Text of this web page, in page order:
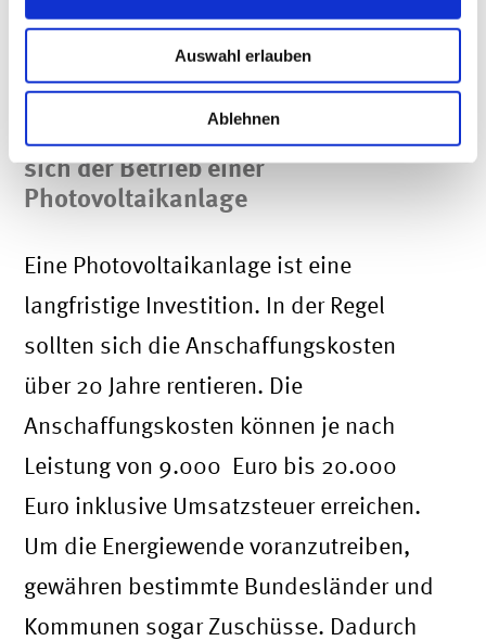
Auswahl erlauben
Ablehnen
der Photovoltaikanlage zu erklären ist.
Wirtschaftlichkeit von
Photovoltaikanlagen – dann lohnt
sich der Betrieb einer
Photovoltaikanlage
Eine Photovoltaikanlage ist eine
langfristige Investition. In der Regel
sollten sich die Anschaffungskosten
über 20 Jahre rentieren. Die
Anschaffungskosten können je nach
Leistung von 9.000 Euro bis 20.000
Euro inklusive Umsatzsteuer erreichen.
Um die Energiewende voranzutreiben,
gewähren bestimmte Bundesländer und
Kommunen sogar Zuschüsse. Dadurch